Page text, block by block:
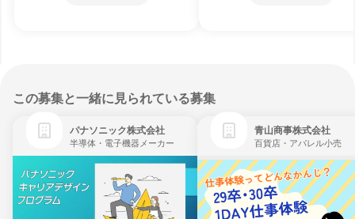
この募集と一緒に見られている募集
パナソニック株式会社
半導体・電子機器メーカー
青山商事株式会社
百貨店・アパレル小売